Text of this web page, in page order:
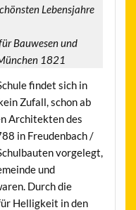
Lebensjahre
Bauwesen und
1821
findet sich in
Zufall, schon ab
Architekten des
in Freudenbach /
vorgelegt,
und
Durch die
Helligkeit in den